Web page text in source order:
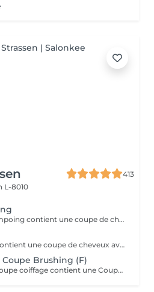
413
L-8010
Le Forfait coupe sans shampoing contient une coupe de cheveux sans shampoing pour les étudiants. En cas de questions veuillez appeler au +352 26 35 02 89.
Le Forfait bain coupe gel contient une coupe de cheveux avec shampoing et l'application d'un produit de finition (Gel, Cire, Laque, etc.) pour les étudiants. En cas de questions veuillez appeler au +352 26 35 02 89.
Brushing (F)
Le Forfait étudiante bain coupe coiffage contient une Coupe et un Brushing pour les étudiantes. Dépendant de la longueur des cheveux, le prix peut varier. En cas de questions veuillez appeler au +352 26 35 02 89.